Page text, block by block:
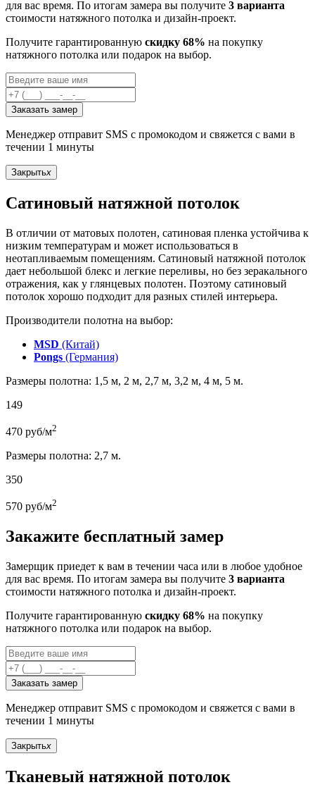
для вас время. По итогам замера вы получите 3 варианта
стоимости натяжного потолка и дизайн-проект.
Получите гарантированную скидку 68% на покупку
натяжного потолка или подарок на выбор.
Заказать замер
Менеджер отправит SMS с промокодом и свяжется с вами в
течении 1 минуты
Закрытьx
Сатиновый натяжной потолок
В отличии от матовых полотен, сатиновая пленка устойчива к
низким температурам и может использоваться в
неотапливаемым помещениям. Сатиновый натяжной потолок
дает небольшой блекс и легкие переливы, но без зеракального
отражения, как у глянцевых полотен. Поэтому сатиновый
потолок хорошо подходит для разных стилей интерьера.
Производители полотна на выбор:
MSD (Китай)
Pongs (Германия)
Размеры полотна: 1,5 м, 2 м, 2,7 м, 3,2 м, 4 м, 5 м.
149
470 руб/м2
Размеры полотна: 2,7 м.
350
570 руб/м2
Закажите бесплатный замер
Замерщик приедет к вам в течении часа или в любое удобное
для вас время. По итогам замера вы получите 3 варианта
стоимости натяжного потолка и дизайн-проект.
Получите гарантированную скидку 68% на покупку
натяжного потолка или подарок на выбор.
Заказать замер
Менеджер отправит SMS с промокодом и свяжется с вами в
течении 1 минуты
Закрытьx
Тканевый натяжной потолок